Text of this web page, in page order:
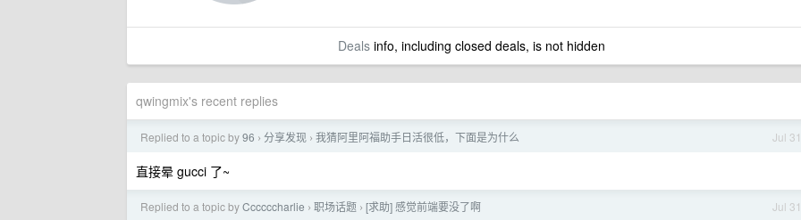
Dealsinfo, including closed deals, is not hidden
qwingmix's recent replies
Jul 31
Replied to a topic by96 › 分享发现 › 我猜阿里阿福助手日活很低，下面是为什么
直接晕 gucci 了~
Jul 31
Replied to a topic byCcccccharlie › 职场话题 › [求助] 感觉前端要没了啊